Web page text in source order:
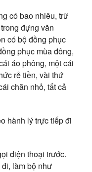
có bao nhiêu, trừ
đựng văn
có bộ đồng phục
phục mùa đông,
áo phông, một cái
rẻ tiền, vài thứ
chăn nhỏ, tất cả
hành lý trực tiếp đi
điện thoại trước.
làm bộ như